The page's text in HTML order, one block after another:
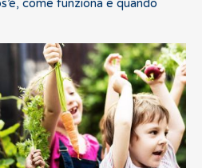
come funziona e quando